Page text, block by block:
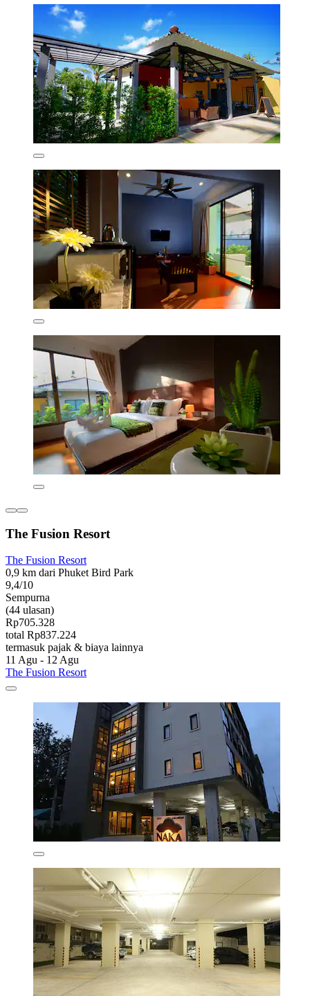
The Fusion Resort
The Fusion Resort
0,9 km dari Phuket Bird Park
9,4/10
Sempurna
(44 ulasan)
Rp705.328
total Rp837.224
termasuk pajak & biaya lainnya
11 Agu - 12 Agu
The Fusion Resort